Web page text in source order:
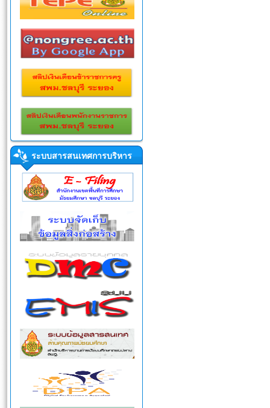
ระบบสารสนเทศการบริหาร